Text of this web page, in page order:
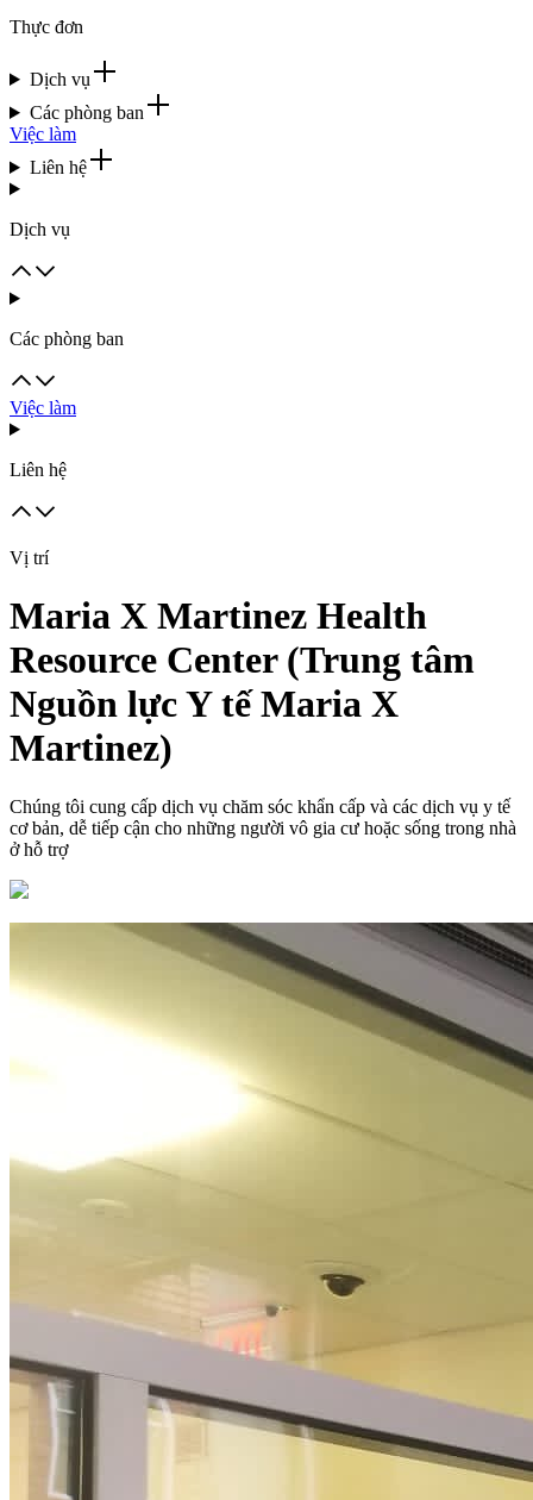
Thực đơn
Dịch vụ
Các phòng ban
Việc làm
Liên hệ
Dịch vụ
Các phòng ban
Việc làm
Liên hệ
Vị trí
Maria X Martinez Health
Resource Center (Trung tâm
Nguồn lực Y tế Maria X
Martinez)
Chúng tôi cung cấp dịch vụ chăm sóc khẩn cấp và các dịch vụ y tế
cơ bản, dễ tiếp cận cho những người vô gia cư hoặc sống trong nhà
ở hỗ trợ